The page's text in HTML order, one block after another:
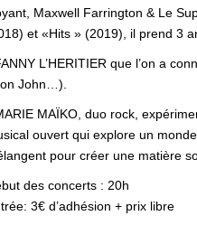
Maxwell Farrington & Le
et «Hits » (2019), il prend 3
L’HERITIER que l’on a
John…).
MAÏKO, duo rock,
ouvert qui explore un
pour créer une matière
des concerts : 20h
3€ d’adhésion + prix libre